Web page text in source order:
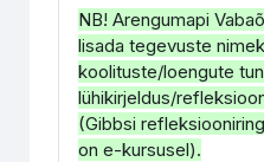
NB! Arengumapi
lisada tegevuste
koolituste/loengute
lühikirjeldus/
(Gibbsi
on e-kursusel).